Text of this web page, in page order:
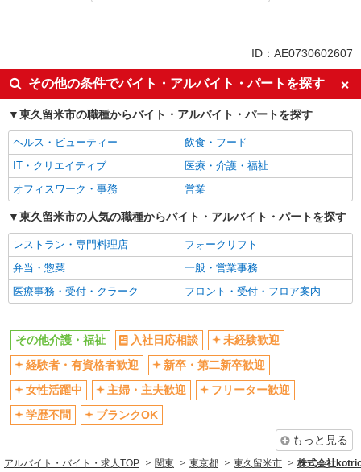
入社日応相談
未経験歓迎
経験者・有資格者歓迎
新卒・第二新卒歓迎
女性活躍中
主婦・主夫歓迎
フリーター歓迎
学歴不問
ブランクOK
ミドル（40代～）活躍中
エルダー（50代～）活躍中
シニア（60代～）活躍中
高収入・高額
ボーナス・賞与あり
昇給あり
完全週休2日制
フルタイム歓迎
禁煙・分煙
駅直結・駅チカ
車通勤OK
残業少なめ（月20h未満）
交通費支給
社会保険あり
産休・育休取得実績あり
退職金・財形貯蓄制度あり
各種手当（家族・役職・インセン
ティブなど）あり
制服貸与
同じ職種から求人を探す
ID：AE0730602607
その他の条件でバイト・アルバイト・パートを探す
東久留米市の職種からバイト・アルバイト・パートを探す
ヘルス・ビューティー
飲食・フード
IT・クリエイティブ
医療・介護・福祉
オフィスワーク・事務
営業
東久留米市の人気の職種からバイト・アルバイト・パートを探す
レストラン・専門料理店
フォークリフト
弁当・惣菜
一般・営業事務
医療事務・受付・クラーク
フロント・受付・フロア案内
その他介護・福祉 入社日応相談
未経験歓迎
経験者・有資格者歓迎
新卒・第二新卒歓迎
女性活躍中
主婦・主夫歓迎
フリーター歓迎
学歴不問
ブランクOK
もっと見る
アルバイト・バイト・求人TOP 関東 東京都 東久留米市 株式会社